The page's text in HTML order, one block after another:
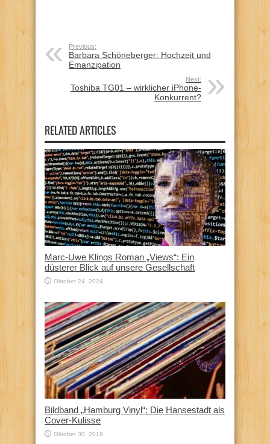
Previous:
Barbara Schöneberger: Hochzeit und
Emanzipation
Next:
Toshiba TG01 – wirklicher iPhone-
Konkurrent?
RELATED ARTICLES
Marc-Uwe Klings Roman „Views“: Ein
düsterer Blick auf unsere Gesellschaft
Oktober 24, 2024
Bildband „Hamburg Vinyl“: Die Hansestadt als
Cover-Kulisse
Oktober 30, 2019